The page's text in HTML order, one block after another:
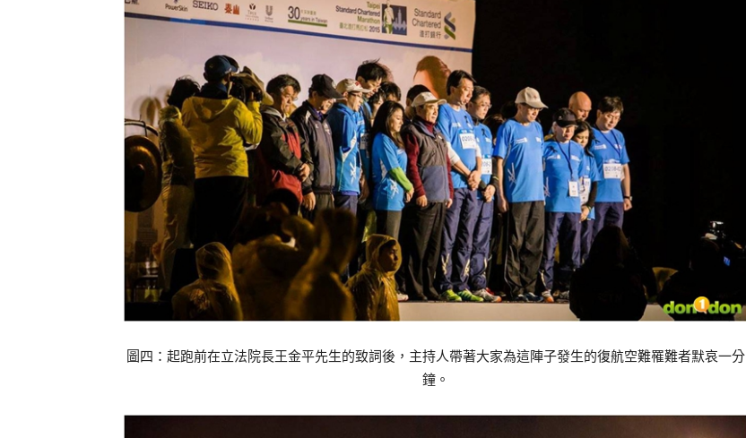
圖四：起跑前在立法院長王金平先生的致詞後，主持人帶著大家為這陣子發生的復航空難罹難者默哀一分
鐘。